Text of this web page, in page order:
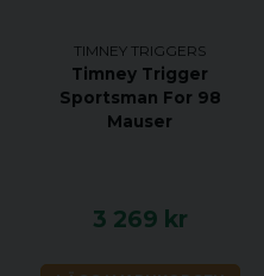
TIMNEY TRIGGERS
Timney Trigger
Sportsman For 98
Mauser
3 269 kr